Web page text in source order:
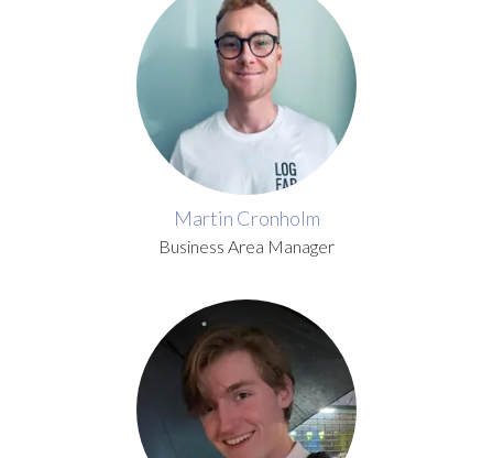
Martin Cronholm
Business Area Manager